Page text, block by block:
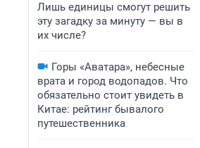
Лишь единицы смогут решить
эту загадку за минуту — вы в
их числе?
Горы «Аватара», небесные
врата и город водопадов. Что
обязательно стоит увидеть в
Китае: рейтинг бывалого
путешественника